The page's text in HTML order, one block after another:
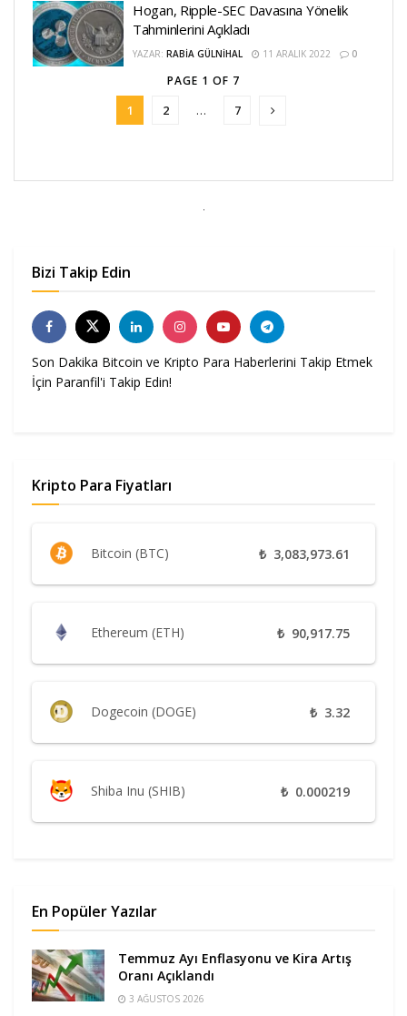
Hogan, Ripple-SEC Davasına Yönelik
Tahminlerini Açıkladı
YAZAR: RABIA GÜLNIHAL 11 ARALIK 2022 0
PAGE 1 OF 7
1 2 … 7
Bizi Takip Edin
Son Dakika Bitcoin ve Kripto Para Haberlerini Takip Etmek
İçin Paranfil'i Takip Edin!
Kripto Para Fiyatları
Bitcoin (BTC) ₺ 3,083,973.61
Ethereum (ETH) ₺ 90,917.75
Dogecoin (DOGE) ₺ 3.32
Shiba Inu (SHIB) ₺ 0.000219
En Popüler Yazılar
Temmuz Ayı Enflasyonu ve Kira Artış
Oranı Açıklandı
3 AĞUSTOS 2026